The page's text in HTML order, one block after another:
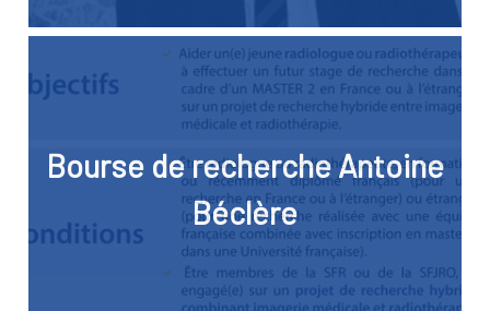
Bourse de recherche Antoine
Béclère